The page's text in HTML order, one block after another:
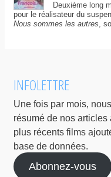
Deuxième long
pour le réalisateur du
Nous sommes les autres,
INFOLETTRE
Une fois par mois,
résumé de nos articles
plus récents films
base de données.
Abonnez-vous